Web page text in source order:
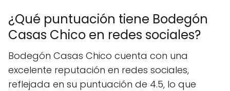
¿Qué puntuación tiene Bodegón
Casas Chico en redes sociales?
Bodegón Casas Chico cuenta con una
excelente reputación en redes sociales,
reflejada en su puntuación de 4.5, lo que